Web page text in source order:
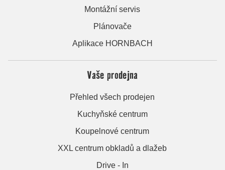
Montážní servis
Plánovače
Aplikace HORNBACH
Vaše prodejna
Přehled všech prodejen
Kuchyňské centrum
Koupelnové centrum
XXL centrum obkladů a dlažeb
Drive - In